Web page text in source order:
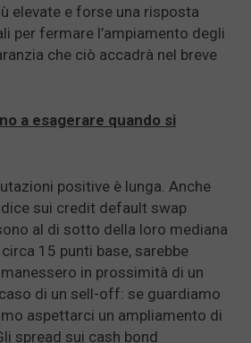
elevate e forse una risposta
per fermare l’ampiamento degli
che ciò accadrà nel breve
a esagerare quando si
positive è lunga. Anche
sui credit default swap
al di sotto della loro mediana
15 punti base, sarebbe
in prossimità di un
di un sell-off: se guardiamo
aspettarci un ampliamento di
spread sui cash bond